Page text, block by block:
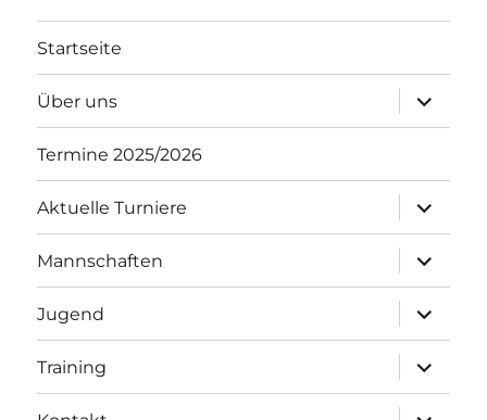
Startseite
Über uns
öffnen
Termine 2025/2026
Aktuelle Turniere
öffnen
Mannschaften
öffnen
Jugend
öffnen
Training
öffnen